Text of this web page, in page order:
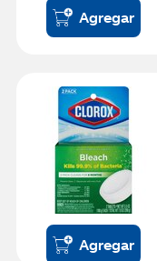
Agregar
Agregar